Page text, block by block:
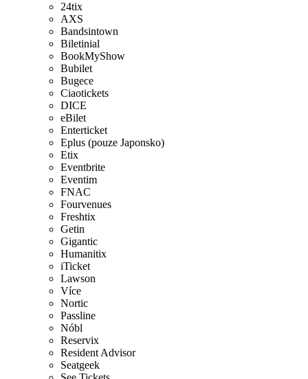
24tix
AXS
Bandsintown
Biletinial
BookMyShow
Bubilet
Bugece
Ciaotickets
DICE
eBilet
Enterticket
Eplus (pouze Japonsko)
Etix
Eventbrite
Eventim
FNAC
Fourvenues
Freshtix
Getin
Gigantic
Humanitix
iTicket
Lawson
Více
Nortic
Passline
Nóbl
Reservix
Resident Advisor
Seatgeek